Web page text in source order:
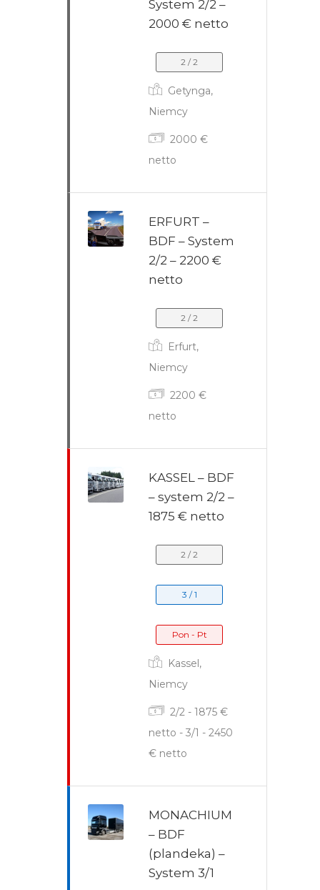
System 2/2 –
2000 € netto
2 / 2
Getynga,
Niemcy
2000 €
netto
ERFURT –
BDF – System
2/2 – 2200 €
netto
2 / 2
Erfurt,
Niemcy
2200 €
netto
KASSEL – BDF
– system 2/2 –
1875 € netto
2 / 2
3 / 1
Pon - Pt
Kassel,
Niemcy
2/2 - 1875 €
netto - 3/1 - 2450
€ netto
MONACHIUM
– BDF
(plandeka) –
System 3/1